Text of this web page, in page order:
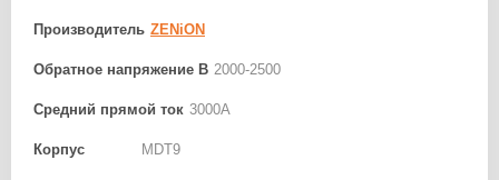
Производитель ZENiON
Обратное напряжение В 2000-2500
Средний прямой ток 3000А
Корпус MDT9